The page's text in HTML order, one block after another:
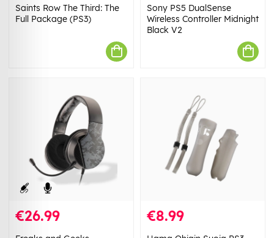
Saints Row The Third: The
Full Package (PS3)
Sony PS5 DualSense
Wireless Controller Midnight
Black V2
€26.99 €8.99